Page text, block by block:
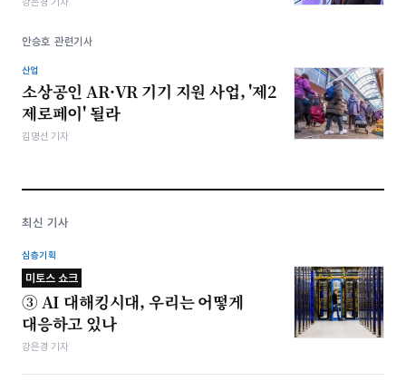
안승호 관련기사
산업
소상공인 AR·VR 기기 지원 사업, '제2
제로페이' 될라
김명선 기자
최신 기사
심층기획
미토스 쇼크
③ AI 대해킹시대, 우리는 어떻게
대응하고 있나
강은경 기자